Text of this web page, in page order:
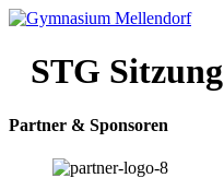
Zum
wechseln
STG Sitzung
Partner & Sponsoren